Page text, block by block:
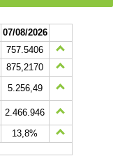
07/08/2026
757.5406
875,2170
5.256,49
2.466.946
13,8%